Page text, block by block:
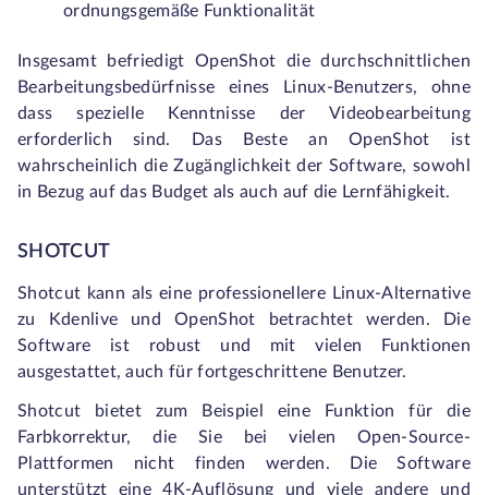
ordnungsgemäße Funktionalität
Insgesamt befriedigt OpenShot die durchschnittlichen
Bearbeitungsbedürfnisse eines Linux-Benutzers, ohne
dass spezielle Kenntnisse der Videobearbeitung
erforderlich sind. Das Beste an OpenShot ist
wahrscheinlich die Zugänglichkeit der Software, sowohl
in Bezug auf das Budget als auch auf die Lernfähigkeit.
SHOTCUT
Shotcut kann als eine professionellere Linux-Alternative
zu Kdenlive und OpenShot betrachtet werden. Die
Software ist robust und mit vielen Funktionen
ausgestattet, auch für fortgeschrittene Benutzer.
Shotcut bietet zum Beispiel eine Funktion für die
Farbkorrektur, die Sie bei vielen Open-Source-
Plattformen nicht finden werden. Die Software
unterstützt eine 4K-Auflösung und viele andere und